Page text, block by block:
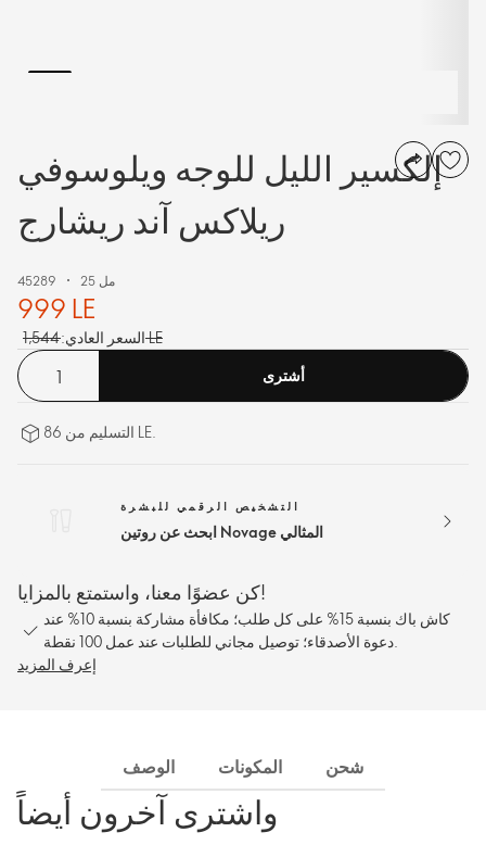
إلكسير الليل للوجه ويلوسوفي
ريلاكس آند ريشارج
45289 25 مل
999 LE
السعر العادي:1,544 LE
أشترى
التسليم من 86 LE.
التشخيص الرقمي للبشرة
ابحث عن روتين Novage المثالي
كن عضوًا معنا، واستمتع بالمزايا!
كاش باك بنسبة 15% على كل طلب؛ مكافأة مشاركة بنسبة 10% عند
دعوة الأصدقاء؛ توصيل مجاني للطلبات عند عمل 100 نقطة.
إعرف المزيد
الوصف المكونات شحن
واشترى آخرون أيضاً